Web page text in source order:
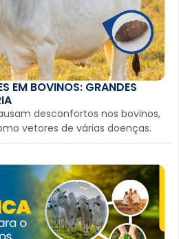
EM BOVINOS: GRANDES
desconfortos nos bovinos,
vetores de várias doenças.